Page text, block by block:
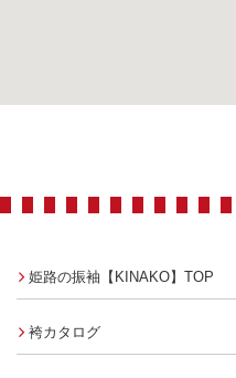
姫路の振袖【KINAKO】TOP
袴カタログ